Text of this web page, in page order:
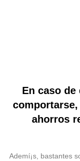
En caso
ahorros
Ademí¡s, bastantes